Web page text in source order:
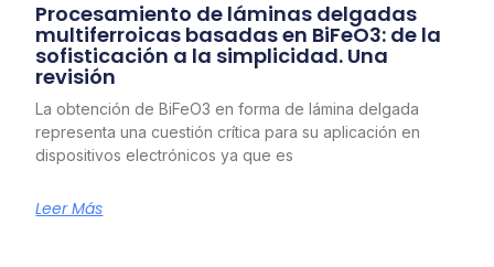
Procesamiento de láminas delgadas
multiferroicas basadas en BiFeO3: de la
sofisticación a la simplicidad. Una
revisión
La obtención de BiFeO3 en forma de lámina delgada
representa una cuestión crítica para su aplicación en
dispositivos electrónicos ya que es
Leer Más